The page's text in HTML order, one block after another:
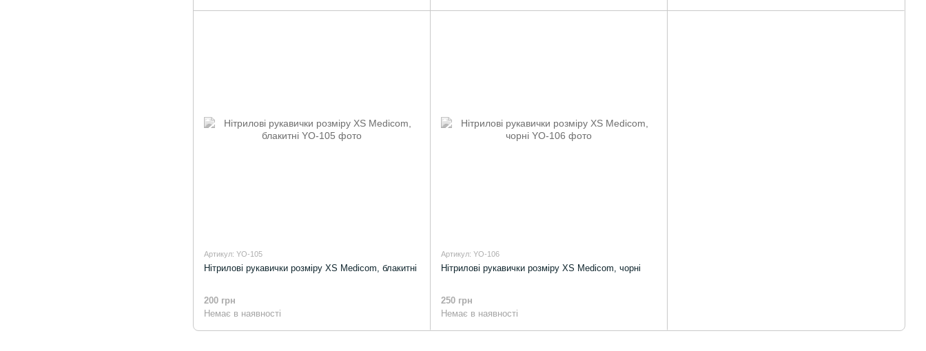
Артикул: YO-105
Нітрилові рукавички розміру XS Medicom, блакитні
200 грн
Немає в наявності
Артикул: YO-106
Нітрилові рукавички розміру XS Medicom, чорні
250 грн
Немає в наявності